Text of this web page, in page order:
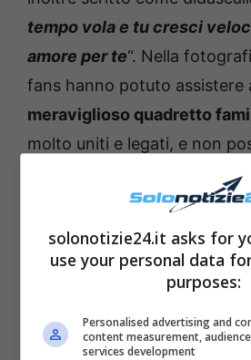
tempo vola e tu cresci
amore per te“. Nella
fans hanno potuto assistere
meraviglioso quadretto
molto uniti e legati, e non
reciproca compagnia.
solonotizie24.it asks for
use your personal data
purposes:
Personalised advertising and
content measurement,
services development